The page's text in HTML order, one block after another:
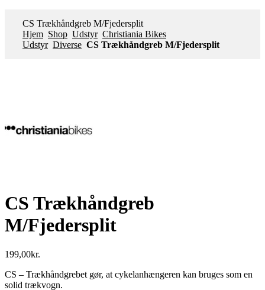
CS Trækhåndgreb M/Fjedersplit
Hjem Shop Udstyr Christiania Bikes
Udstyr Diverse CS Trækhåndgreb M/Fjedersplit
CS Trækhåndgreb
M/Fjedersplit
199,00kr.
CS – Trækhåndgrebet gør, at cykelanhængeren kan bruges som en
solid trækvogn.